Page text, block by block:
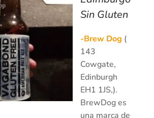
Sin Gluten
-Brew Dog (
143
Cowgate,
Edinburgh
EH1 1JS,).
BrewDog es
una marca de